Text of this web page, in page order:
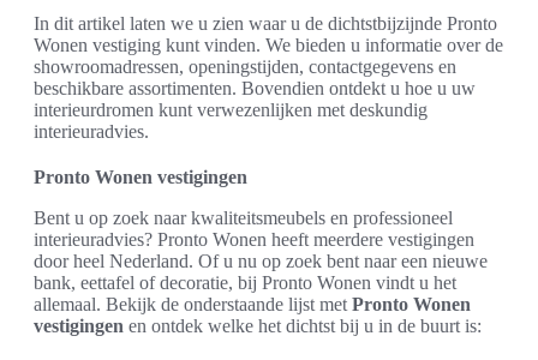
In dit artikel laten we u zien waar u de dichtstbijzijnde Pronto
Wonen vestiging kunt vinden. We bieden u informatie over de
showroomadressen, openingstijden, contactgegevens en
beschikbare assortimenten. Bovendien ontdekt u hoe u uw
interieurdromen kunt verwezenlijken met deskundig
interieuradvies.
Pronto Wonen vestigingen
Bent u op zoek naar kwaliteitsmeubels en professioneel
interieuradvies? Pronto Wonen heeft meerdere vestigingen
door heel Nederland. Of u nu op zoek bent naar een nieuwe
bank, eettafel of decoratie, bij Pronto Wonen vindt u het
allemaal. Bekijk de onderstaande lijst met Pronto Wonen
vestigingen en ontdek welke het dichtst bij u in de buurt is: